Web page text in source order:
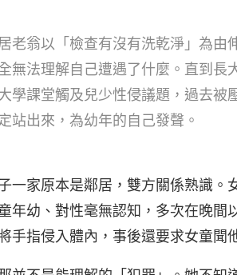
老翁以「檢查有沒有洗乾淨」為由
無法理解自己遭遇了什麼。直到長
學課堂觸及兒少性侵議題，過去被
站出來，為幼年的自己發聲。
一家原本是鄰居，雙方關係熟識
年幼、對性毫無認知，多次在晚
手指侵入體內，事後還要求女童聞